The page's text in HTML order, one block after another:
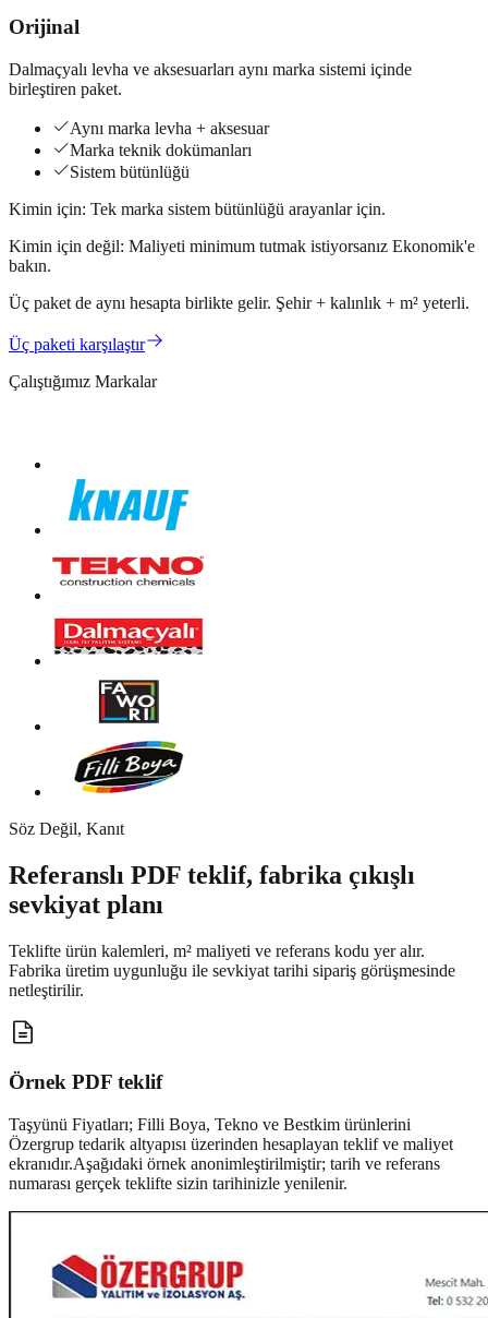
Orijinal
Dalmaçyalı levha ve aksesuarları aynı marka sistemi içinde
birleştiren paket.
Aynı marka levha + aksesuar
Marka teknik dokümanları
Sistem bütünlüğü
Kimin için: Tek marka sistem bütünlüğü arayanlar için.
Kimin için değil: Maliyeti minimum tutmak istiyorsanız Ekonomik'e
bakın.
Üç paket de aynı hesapta birlikte gelir. Şehir + kalınlık + m² yeterli.
Üç paketi karşılaştır
Çalıştığımız Markalar
Söz Değil, Kanıt
Referanslı PDF teklif, fabrika çıkışlı
sevkiyat planı
Teklifte ürün kalemleri, m² maliyeti ve referans kodu yer alır.
Fabrika üretim uygunluğu ile sevkiyat tarihi sipariş görüşmesinde
netleştirilir.
Örnek PDF teklif
Taşyünü Fiyatları; Filli Boya, Tekno ve Bestkim ürünlerini
Özergrup tedarik altyapısı üzerinden hesaplayan teklif ve maliyet
ekranıdır.Aşağıdaki örnek anonimleştirilmiştir; tarih ve referans
numarası gerçek teklifte sizin tarihinizle yenilenir.